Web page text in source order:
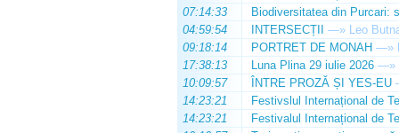
07:14:33
Biodiversitatea din Purcari:
04:59:54
INTERSECȚII —» Leo
09:18:14
PORTRET DE MONAH —»
17:38:13
Luna Plina 29 iulie 2026 —»
10:09:57
ÎNTRE PROZĂ ȘI YES-EU
14:23:21
Festivslul Internațional de
14:23:21
Festivalul Internațional de